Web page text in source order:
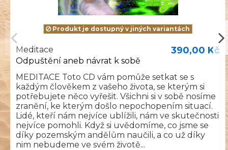
Produkt je dostupný v jiných variantách
Meditace
Odpuštění aneb návrat k sobě
390,00 Kč
MEDITACE Toto CD vám pomůže setkat se s
každým člověkem z vašeho života, se kterým si
potřebujete něco vyřešit. Všichni si v sobě nosíme
zranění, ke kterým došlo nepochopením situací.
Lidé, kteří nám nejvíce ublížili, nám ve skutečnosti
nejvíce pomohli. Když si uvědomíme, co jsme se
díky pozemským andělům naučili, a co už díky
nim nebudeme ve svém životě...